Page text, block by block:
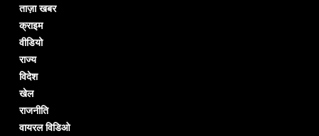
ताज़ा खबर
क्राइम
वीडियो
राज्य
विदेश
खेल
राजनीति
वायरल विडिओ